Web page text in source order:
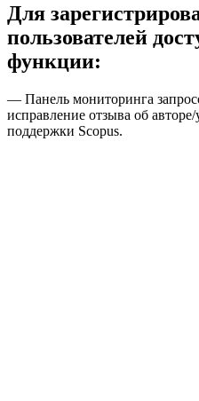
Для
пользователей
функции:
— Панель мониторинга
исправление отзыва об
поддержки Scopus.